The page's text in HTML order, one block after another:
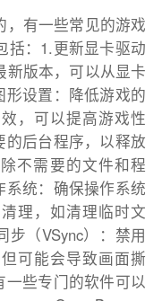
，有一些常见的游戏
括：1.更新显卡驱动
新版本，可以从显卡
设置：降低游戏的
，可以提高游戏性
后台程序，以释放
不需要的文件和程
统：确保操作系统
理，如清理临时文
（VSync）：禁用
可能会导致画面撕
些专门的软件可以